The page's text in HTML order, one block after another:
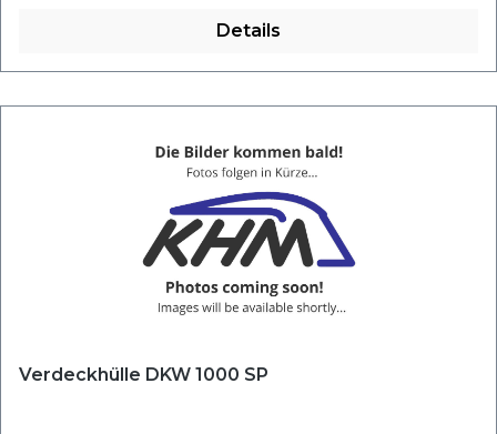
Details
Verdeckhülle DKW 1000 SP